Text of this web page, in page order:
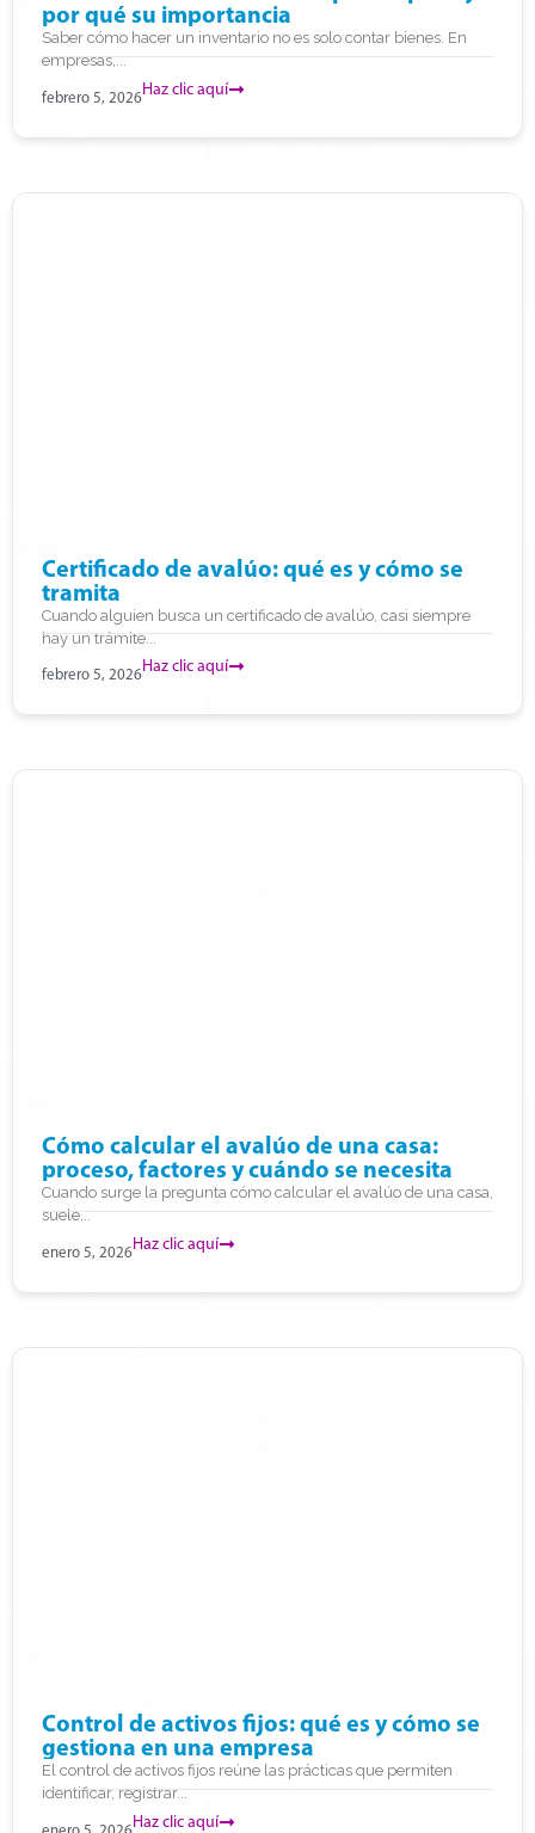
por qué su importancia
Saber cómo hacer un inventario no es solo contar bienes. En
empresas,...
febrero 5, 2026Haz clic aquí
Certificado de avalúo: qué es y cómo se
tramita
Cuando alguien busca un certificado de avalúo, casi siempre
hay un trámite...
febrero 5, 2026Haz clic aquí
Cómo calcular el avalúo de una casa:
proceso, factores y cuándo se necesita
Cuando surge la pregunta cómo calcular el avalúo de una casa,
suele...
enero 5, 2026Haz clic aquí
Control de activos fijos: qué es y cómo se
gestiona en una empresa
El control de activos fijos reúne las prácticas que permiten
identificar, registrar...
Haz clic aquí